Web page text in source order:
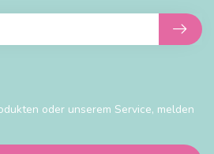
oder unserem Service, melden